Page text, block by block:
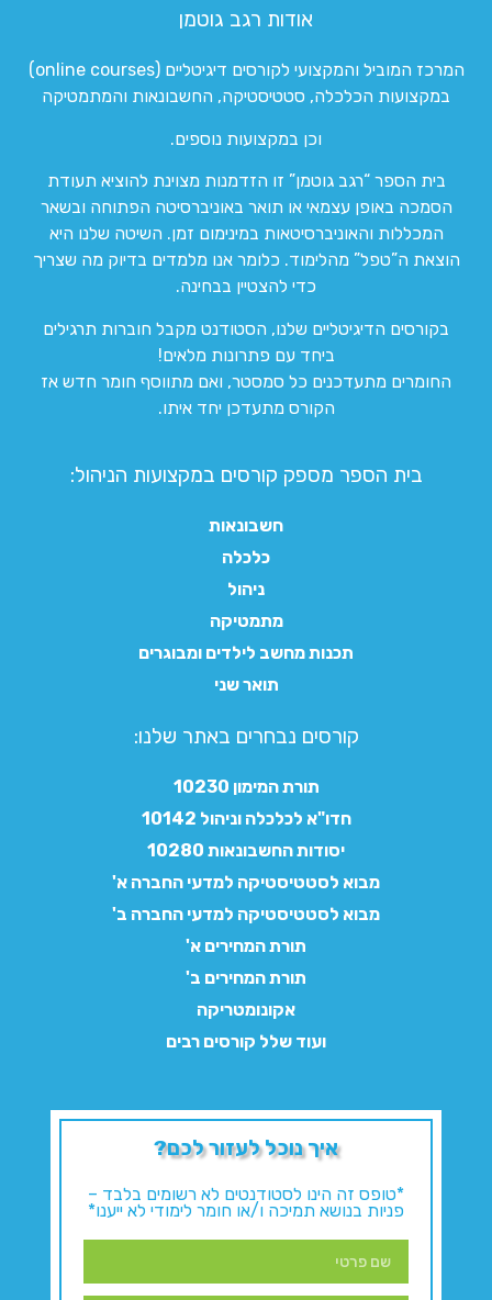
אודות רגב גוטמן
המרכז המוביל והמקצועי לקורסים דיגיטליים (online courses)
במקצועות הכלכלה, סטטיסטיקה, החשבונאות והמתמטיקה
וכן במקצועות נוספים.
בית הספר “רגב גוטמן” זו הזדמנות מצוינת להוציא תעודת
הסמכה באופן עצמאי או תואר באוניברסיטה הפתוחה ובשאר
המכללות והאוניברסיטאות במינימום זמן. השיטה שלנו היא
הוצאת ה”טפל” מהלימוד. כלומר אנו מלמדים בדיוק מה שצריך
כדי להצטיין בבחינה.
בקורסים הדיגיטליים שלנו, הסטודנט מקבל חוברות תרגילים
ביחד עם פתרונות מלאים!
החומרים מתעדכנים כל סמסטר, ואם מתווסף חומר חדש אז
הקורס מתעדכן יחד איתו.
בית הספר מספק קורסים במקצועות הניהול:
חשבונאות
כלכלה
ניהול
מתמטיקה
תכנות מחשב לילדים ומבוגרים
תואר שני
קורסים נבחרים באתר שלנו:​
תורת המימון 10230
חדו"א לכלכלה וניהול 10142
יסודות החשבונאות 10280
מבוא לסטטיסטיקה למדעי החברה א'
מבוא לסטטיסטיקה למדעי החברה ב'
תורת המחירים א'
תורת המחירים ב'
אקונומטריקה
ועוד שלל קורסים רבים
איך נוכל לעזור לכם?
*טופס זה הינו לסטודנטים לא רשומים בלבד –
פניות בנושא תמיכה ו/או חומר לימודי לא ייענו*